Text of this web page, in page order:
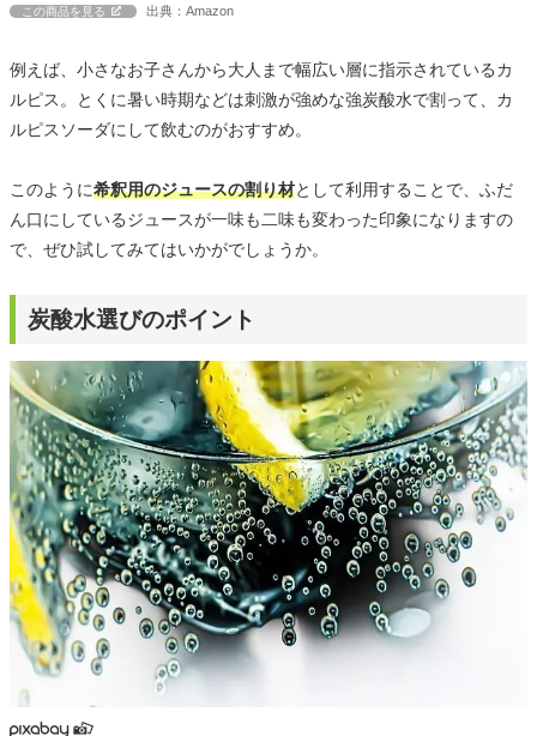
この商品を見る 出典：Amazon
例えば、小さなお子さんから大人まで幅広い層に指示されているカ
ルピス。とくに暑い時期などは刺激が強めな強炭酸水で割って、カ
ルピスソーダにして飲むのがおすすめ。
このように希釈用のジュースの割り材として利用することで、ふだ
ん口にしているジュースが一味も二味も変わった印象になりますの
で、ぜひ試してみてはいかがでしょうか。
炭酸水選びのポイント